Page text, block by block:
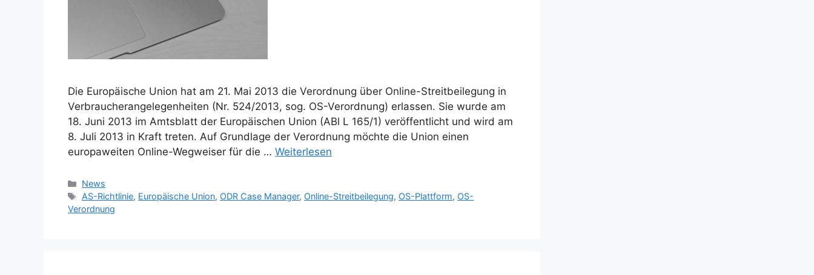
Die Europäische Union hat am 21. Mai 2013 die Verordnung über Online-Streitbeilegung in
Verbraucherangelegenheiten (Nr. 524/2013, sog. OS-Verordnung) erlassen. Sie wurde am
18. Juni 2013 im Amtsblatt der Europäischen Union (ABl L 165/1) veröffentlicht und wird am
8. Juli 2013 in Kraft treten. Auf Grundlage der Verordnung möchte die Union einen
europaweiten Online-Wegweiser für die … Weiterlesen
Kategorien
News
Schlagwörter
AS-Richtlinie, Europäische Union, ODR Case Manager, Online-Streitbeilegung, OS-Plattform, OS-
Verordnung